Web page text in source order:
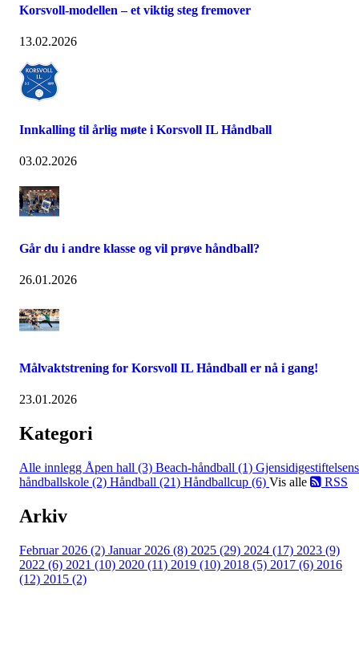
Korsvoll-modellen – et viktig steg fremover
13.02.2026
Innkalling til årlig møte i Korsvoll IL Håndball
03.02.2026
Går du i andre klasse og vil prøve håndball?
26.01.2026
Målvaktstrening for Korsvoll IL Håndball er nå i gang!
23.01.2026
Kategori
Alle innlegg Åpen hall (3) Beach-håndball (1) Gjensidigestiftelsens
håndballskole (2) Håndball (21) Håndballcup (6) Vis alle RSS
Arkiv
Februar 2026 (2) Januar 2026 (8) 2025 (29) 2024 (17) 2023 (9)
2022 (6) 2021 (10) 2020 (11) 2019 (10) 2018 (5) 2017 (6) 2016
(12) 2015 (2)